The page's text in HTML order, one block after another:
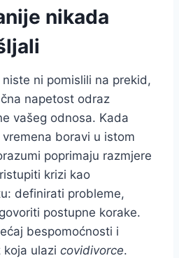
nikada
ni pomislili na prekid,
napetost odraz
vašeg odnosa. Kada
boravi u istom
poprimaju razmjere
krizi kao
definirati probleme,
postupne korake.
bespomoćnosti i
ulazi covidivorce.